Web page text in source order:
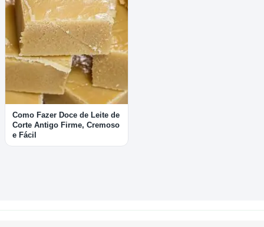
Como Fazer Doce de Leite de
Corte Antigo Firme, Cremoso
e Fácil